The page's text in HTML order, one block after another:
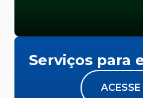
Serviços para